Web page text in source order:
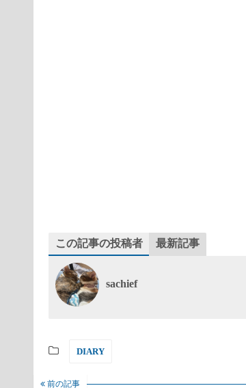
この記事の投稿者 最新記事
sachief
DIARY
前の記事